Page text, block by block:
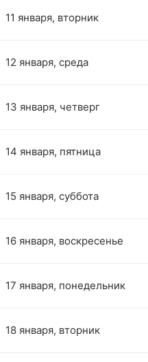
11 января, вторник
12 января, среда
13 января, четверг
14 января, пятница
15 января, суббота
16 января, воскресенье
17 января, понедельник
18 января, вторник